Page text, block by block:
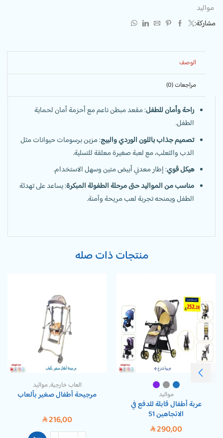
مواليد
مشاركة:
الوصف
مراجعات (0)
راحة وأمان للطفل: مقعد مبطن ناعم مع أحزمة أمان لحماية
الطفل.
تصميم جذاب باللون الوردي والبيج: مزين برسومات حيوانات مثل
الدب والثعلب، مع لعبة صغيرة معلقة للتسلية.
هيكل قوي: إطار معدني أبيض متين وسهل الاستخدام.
مناسب من المواليد حتى مرحلة الطفولة المبكرة: يساعد على تهدئة
الطفل ويمنحه تجربة لعب مريحة وآمنة.
منتجات ذات صله
مواليد
عربة أطفال قابلة للدفع في
الاتجاهين 51
SAR290,00
العاب خارجية,مواليد
مرجيحة أطفال صغير بألعاب
SAR216,00